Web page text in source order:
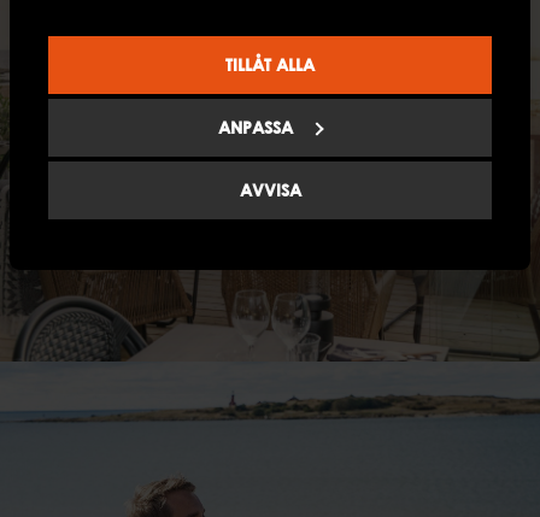
TILLÅT ALLA
ANPASSA
AVVISA